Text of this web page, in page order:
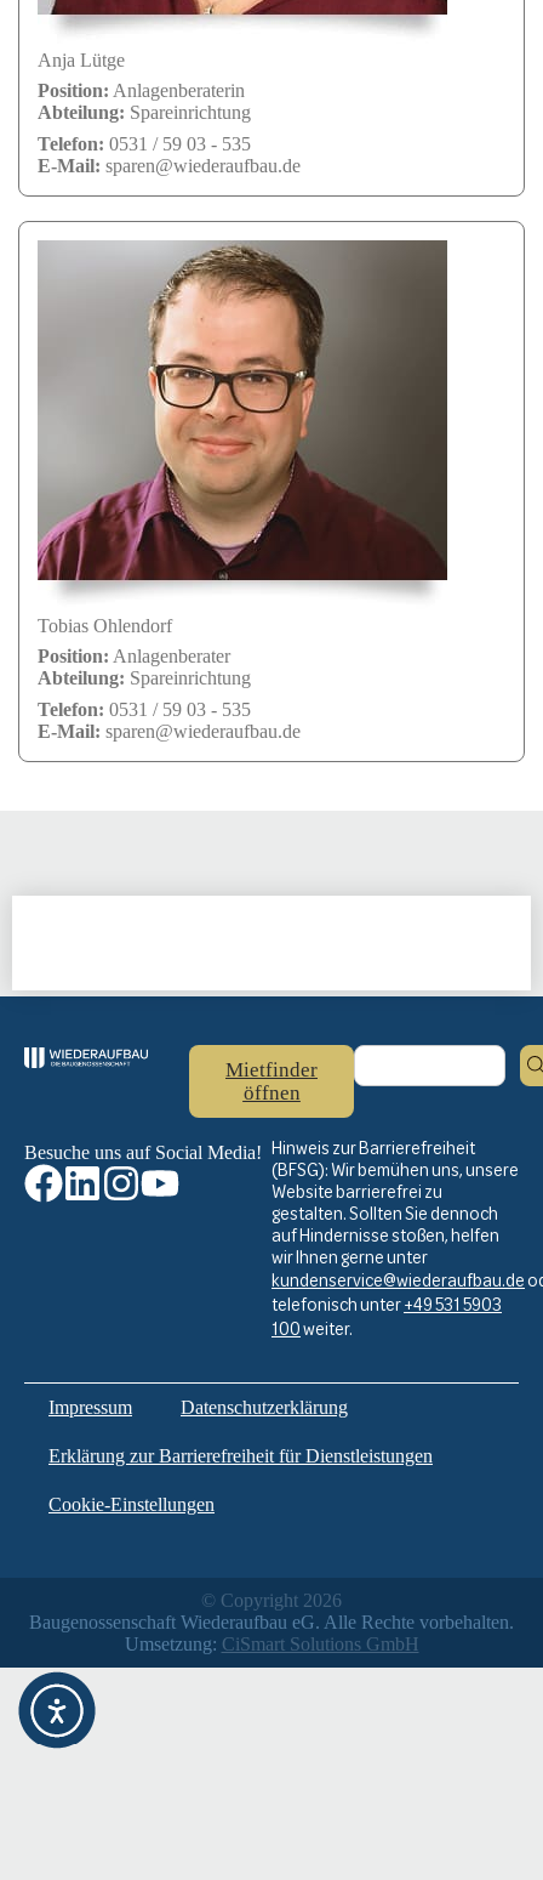
Anja Lütge
Position: Anlagenberaterin
Abteilung: Spareinrichtung
Telefon: 0531 / 59 03 - 535
E-Mail: sparen@wiederaufbau.de
Tobias Ohlendorf
Position: Anlagenberater
Abteilung: Spareinrichtung
Telefon: 0531 / 59 03 - 535
E-Mail: sparen@wiederaufbau.de
Mietfinder
öffnen
Besuche uns auf Social Media! Hinweis zur Barrierefreiheit
(BFSG): Wir bemühen uns, unsere
Website barrierefrei zu
gestalten. Sollten Sie dennoch
auf Hindernisse stoßen, helfen
wir Ihnen gerne unter
kundenservice@wiederaufbau.de
telefonisch unter+49 531 5903
100weiter.
Impressum Datenschutzerklärung
Erklärung zur Barrierefreiheit für Dienstleistungen
Cookie-Einstellungen
© Copyright 2026
Baugenossenschaft Wiederaufbau eG. Alle Rechte vorbehalten.
Umsetzung: CiSmart Solutions GmbH
Weitere Informationen über den gesperrten Inhalt.